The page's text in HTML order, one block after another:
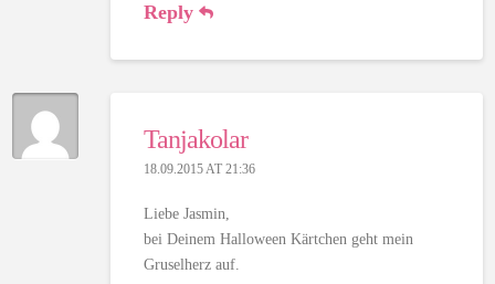
Reply
Tanjakolar
18.09.2015 AT 21:36
Liebe Jasmin,
bei Deinem Halloween Kärtchen geht mein
Gruselherz auf.